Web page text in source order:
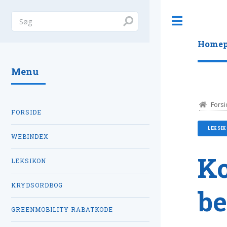
Menu
FORSIDE
WEBINDEX
LEKSIKON
KRYDSORDBOG
GREENMOBILITY RABATKODE